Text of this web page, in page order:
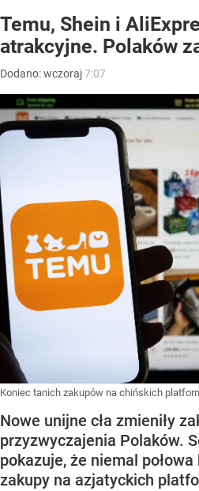
Temu, Shein i
atrakcyjne. Polaków
Dodano:wczoraj7:07
Koniec tanich zakupów na chińskich
Nowe unijne cła zmieniły
przyzwyczajenia Polaków.
pokazuje, że niemal
zakupy na azjatyckich